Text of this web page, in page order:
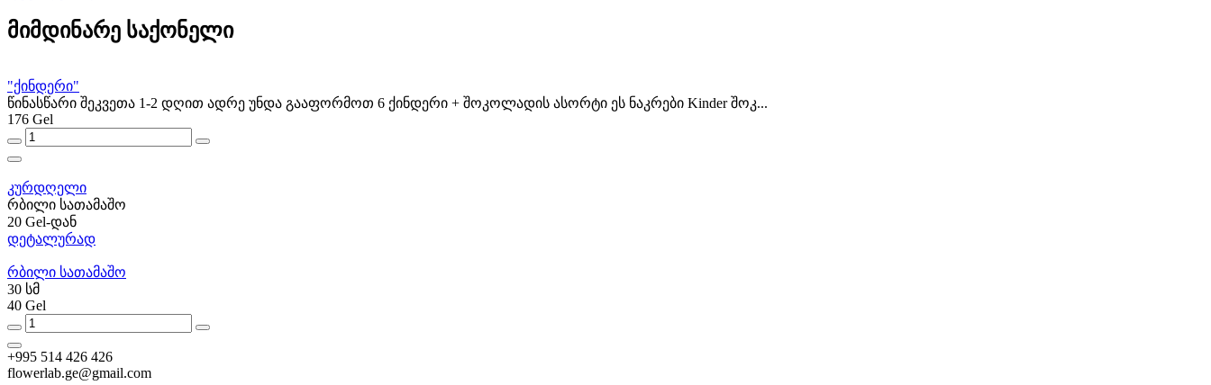
მიმდინარე საქონელი
"ქინდერი"
წინასწარი შეკვეთა 1-2 დღით ადრე უნდა გააფორმოთ 6 ქინდერი + შოკოლადის ასორტი ეს ნაკრები Kinder შოკ...
176 Gel
კურდღელი
რბილი სათამაშო
20 Gel-დან
დეტალურად
რბილი სათამაშო
30 სმ
40 Gel
+995 514 426 426
flowerlab.ge@gmail.com